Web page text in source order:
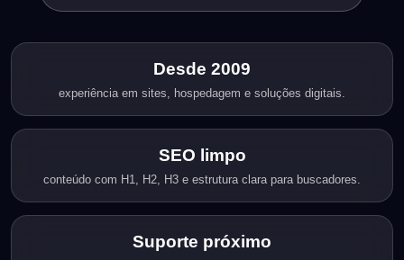
Desde 2009
experiência em sites, hospedagem e soluções digitais.
SEO limpo
conteúdo com H1, H2, H3 e estrutura clara para buscadores.
Suporte próximo